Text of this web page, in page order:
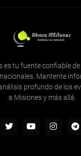
es tu fuente confiable
Mantente
profundo de los
a Misiones y más allá.